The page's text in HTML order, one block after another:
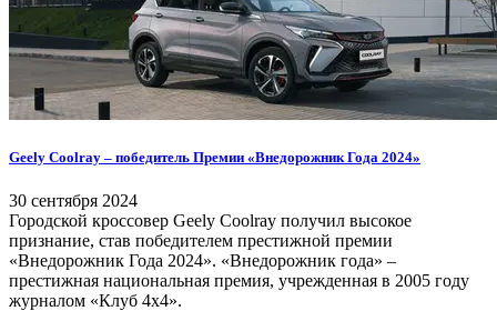
Geely Coolray – победитель Премии «Внедорожник Года 2024»
30 сентября 2024
Городской кроссовер Geely Coolray получил высокое
признание, став победителем престижной премии
«Внедорожник Года 2024». «Внедорожник года» –
престижная национальная премия, учрежденная в 2005 году
журналом «Клуб 4х4».